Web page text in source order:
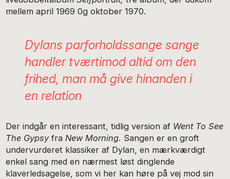
mellem april 1969 0g oktober 1970.
Dylans parforholdssange sange
handler tværtimod altid om den
frihed, man må give hinanden i
en relation
Der indgår en interessant, tidlig version af Went To See
The Gypsyfra New Morning. Sangen er en groft
undervurderet klassiker af Dylan, en mærkværdigt
enkel sang med en nærmest løst dinglende
klaverledsagelse, som vi her kan høre på vej mod sin